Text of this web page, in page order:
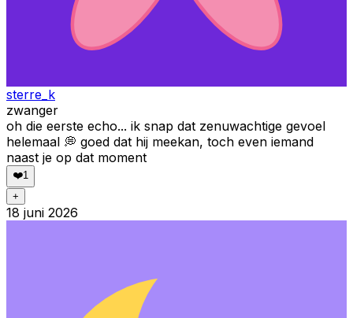
sterre_k
zwanger
oh die eerste echo... ik snap dat zenuwachtige gevoel
helemaal 💭 goed dat hij meekan, toch even iemand
naast je op dat moment
❤️1
+
18 juni 2026